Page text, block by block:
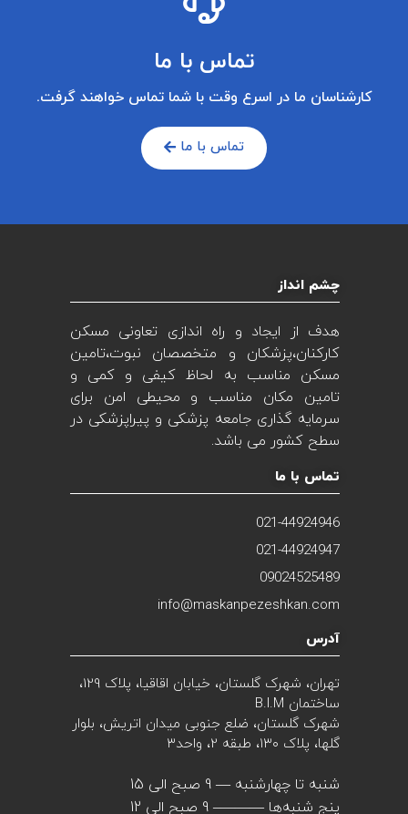
تماس با ما
کارشناسان ما در اسرع وقت با شما تماس خواهند گرفت.
تماس با ما
چشم انداز
هدف از ایجاد و راه اندازی تعاونی مسکن
کارکنان،پزشکان و متخصصان نبوت،تامین
مسکن مناسب به لحاظ کیفی و کمی و
تامین مکان مناسب و محیطی امن برای
سرمایه گذاری جامعه پزشکی و پیراپزشکی در
سطح کشور می باشد.
تماس با ما
021-44924946
021-44924947
09024525489
info@maskanpezeshkan.com
آدرس
تهران، شهرک گلستان، خیابان اقاقیا، پلاک 129،
ساختمان B.I.M
شهرک گلستان، ضلع جنوبی میدان اتریش، بلوار
گلها، پلاک ۱۳۰، طبقه 2، واحد۳
شنبه تا چهارشنبه — 9 صبح الی 15
پنج شنبه‌ها ———– 9 صبح الی 12